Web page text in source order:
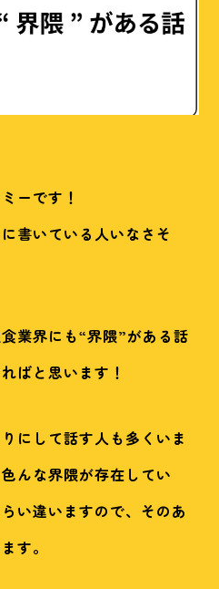
ーです！
書いている人いなさそ
業界にも“界隈”がある話
ばと思います！
にして話す人も多くいま
んな界隈が存在してい
い違いますので、そのあ
す。